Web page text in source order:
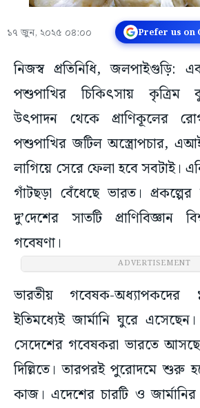
১৭ জুন, ২০২৫ ০৪:০০ Prefer us on
নিজস্ব প্রতিনিধি, জলপাইগুড়ি:
পশুপাখির চিকিৎসায় কৃত্রিম
উৎপাদন থেকে প্রাণিকূলের
পশুপাখির জটিল অস্ত্রোপচার,
লাগিয়ে সেরে ফেলা হবে সবটাই।
গাঁটছড়া বেঁধেছে ভারত।
দু’দেশের সাতটি প্রাণিবিজ্ঞান
গবেষণা।
ADVERTISEMENT
ভারতীয় গবেষক-
ইতিমধ্যেই জার্মানি ঘুরে
সেদেশের গবেষকরা ভারতে
দিল্লিতে। তারপরই পুরোদমে শুরু
কাজ। এদেশের চারটি ও জার্মানির